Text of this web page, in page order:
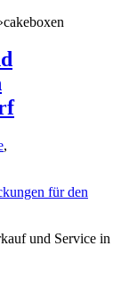
cakeboxen
,
und Service in